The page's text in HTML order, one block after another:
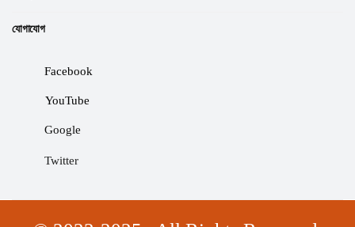
যোগাযোগ
Facebook
YouTube
Google
Twitter